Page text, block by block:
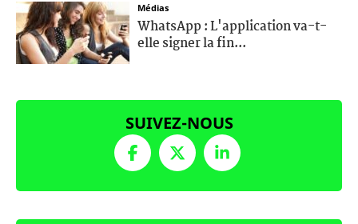
Médias
WhatsApp : L'application va-t-
elle signer la fin...
SUIVEZ-NOUS